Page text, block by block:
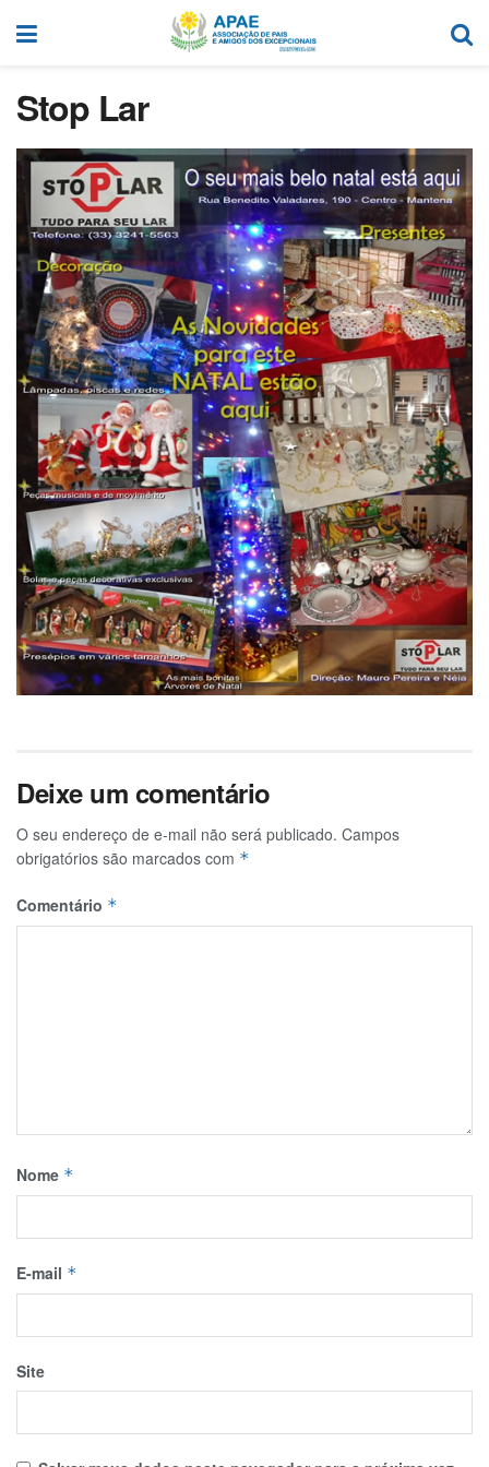
Stop Lar
Deixe um comentário
O seu endereço de e-mail não será publicado. Campos
obrigatórios são marcados com *
Comentário *
Nome *
E-mail *
Site